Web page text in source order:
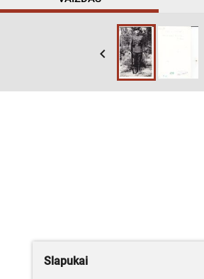
keyboard_arrow_left
Slapukai